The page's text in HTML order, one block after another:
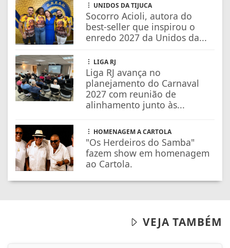
UNIDOS DA TIJUCA
Socorro Acioli, autora do
best-seller que inspirou o
enredo 2027 da Unidos da...
LIGA RJ
Liga RJ avança no
planejamento do Carnaval
2027 com reunião de
alinhamento junto às...
HOMENAGEM A CARTOLA
"Os Herdeiros do Samba"
fazem show em homenagem
ao Cartola.
VEJA TAMBÉM